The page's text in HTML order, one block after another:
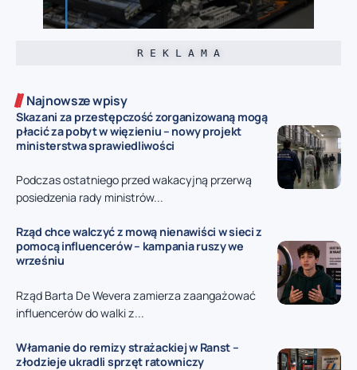
R E K L A M A
Najnowsze wpisy
Skazani za przestępczość zorganizowaną mogą
płacić za pobyt w więzieniu – nowy projekt
ministerstwa sprawiedliwości
Podczas ostatniego przed wakacyjną przerwą
posiedzenia rady ministrów...
Rząd chce walczyć z mową nienawiści w sieci z
pomocą influencerów – kampania ruszy we
wrześniu
Rząd Barta De Wevera zamierza zaangażować
influencerów do walki z...
Włamanie do remizy strażackiej w Ranst –
złodzieje ukradli sprzęt ratowniczy